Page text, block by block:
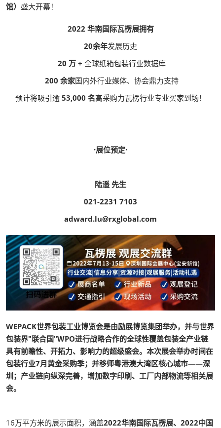
馆） 盛大开幕！
2022 华南国际瓦楞展拥有
20余年发展历史
20 万 + 全球纸箱包装行业数据库
200 余家国内外行业媒体、协会鼎力支持
预计将吸引逾 53,000 名高采购力瓦楞行业专业买家到场！
·展位预定·
陆遥 先生
021-2231 7103
adward.lu@rxglobal.com
WEPACK世界包装工业博览会是由励展博览集团举办，并与世界
包装界"联合国"WPO进行战略合作的全球性覆盖包装全产业链
具有前瞻性、开拓力、影响力的超级盛会。本次展会举办时间在
包装行业7月黄金采购季；并移师粤港澳大湾区核心城市——深
圳；产业链向纵深完善，增加数字印刷、工厂内部物流等相关展
会。
16万平方米的展示面积，涵盖2022华南国际瓦楞展、2022中国